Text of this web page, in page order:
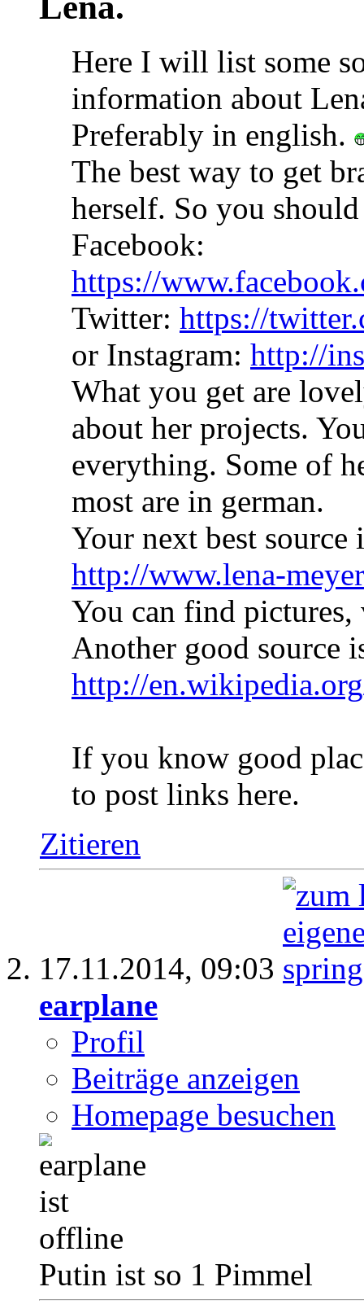
Here I will list some
information about
Preferably in english.
The best way to get
herself. So you
Facebook:
https://
Twitter: https://
or Instagram: http://
What you get are
about her projects.
everything. Some of
most are in german.
Your next best source
http://www.lena-
You can find pictures,
Another good source
http://
If you know good
to post links here.
Zitieren
17.11.2014, 09:03
earplane
Profil
Beiträge anzeigen
Homepage besuchen
Putin ist so 1 Pimmel